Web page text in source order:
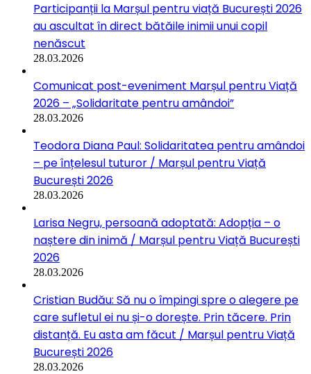
Participanții la Marșul pentru viață București 2026
au ascultat în direct bătăile inimii unui copil
nenăscut
28.03.2026
Comunicat post-eveniment Marșul pentru Viață
2026 – „Solidaritate pentru amândoi”
28.03.2026
Teodora Diana Paul: Solidaritatea pentru amândoi
– pe înțelesul tuturor / Marșul pentru Viață
București 2026
28.03.2026
Larisa Negru, persoană adoptată: Adopția – o
naștere din inimă / Marșul pentru Viață București
2026
28.03.2026
Cristian Budău: Să nu o împingi spre o alegere pe
care sufletul ei nu și-o dorește. Prin tăcere. Prin
distanță. Eu asta am făcut / Marșul pentru Viață
București 2026
28.03.2026